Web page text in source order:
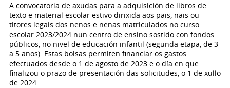
A convocatoria de axudas para a adquisición de libros de
texto e material escolar estivo dirixida aos pais, nais ou
titores legais dos nenos e nenas matriculados no curso
escolar 2023/2024 nun centro de ensino sostido con fondos
públicos, no nivel de educación infantil (segunda etapa, de 3
a 5 anos). Estas bolsas permiten financiar os gastos
efectuados desde o 1 de agosto de 2023 e o día en que
finalizou o prazo de presentación das solicitudes, o 1 de xullo
de 2024.